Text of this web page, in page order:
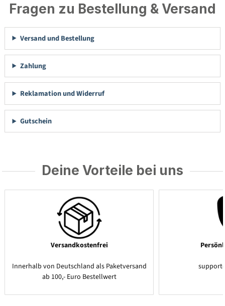
Fragen zu Bestellung & Versand
Versand und Bestellung
Zahlung
Reklamation und Widerruf
Gutschein
Deine Vorteile bei uns
Versandkostenfrei
Innerhalb von Deutschland als Paketversand
ab 100,- Euro Bestellwert